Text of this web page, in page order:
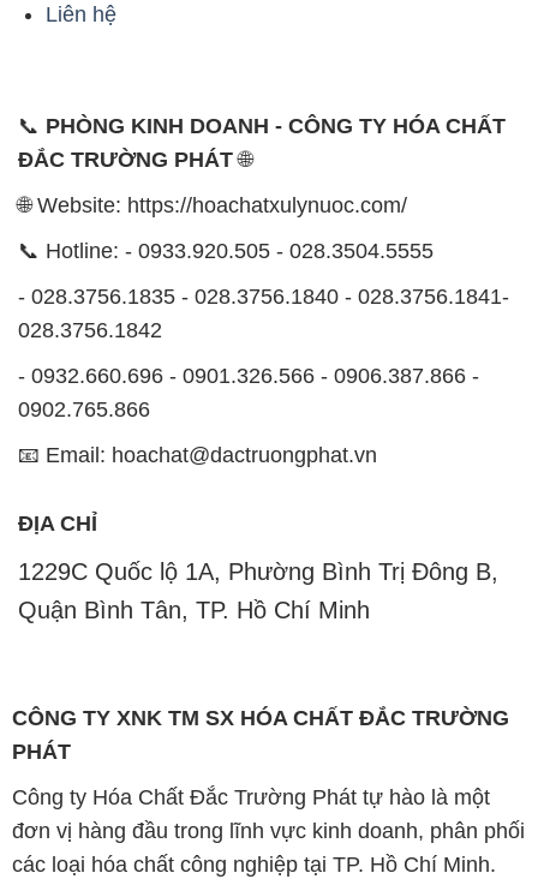
Liên hệ
📞 PHÒNG KINH DOANH - CÔNG TY HÓA CHẤT
ĐẮC TRƯỜNG PHÁT🌐
🌐 Website: https://hoachatxulynuoc.com/
📞 Hotline: - 0933.920.505 - 028.3504.5555
- 028.3756.1835 - 028.3756.1840 - 028.3756.1841-
028.3756.1842
- 0932.660.696 - 0901.326.566 - 0906.387.866 -
0902.765.866
📧 Email: hoachat@dactruongphat.vn
ĐỊA CHỈ
1229C Quốc lộ 1A, Phường Bình Trị Đông B,
Quận Bình Tân, TP. Hồ Chí Minh
CÔNG TY XNK TM SX HÓA CHẤT ĐẮC TRƯỜNG
PHÁT
Công ty Hóa Chất Đắc Trường Phát tự hào là một
đơn vị hàng đầu trong lĩnh vực kinh doanh, phân phối
các loại hóa chất công nghiệp tại TP. Hồ Chí Minh.